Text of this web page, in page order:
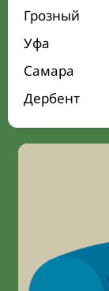
Грозный
Уфа
Самара
Дербент